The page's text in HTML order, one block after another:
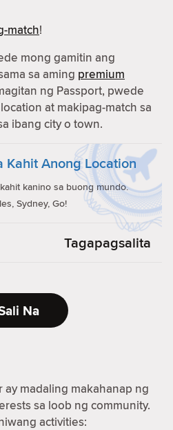
match!
mong gamitin ang
sa aming premium
ng Passport, pwede
at makipag-match sa
ibang city o town.
Kahit Anong Location
kanino sa buong mundo.
Sydney, Go!
Tagapagsalita
Na
madaling makahanap ng
sa loob ng community.
activities: